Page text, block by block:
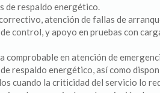
de respaldo energético.
atención de fallas de
control, y apoyo en pruebas con
comprobable en atención de
respaldo energético, así como
cuando la criticidad del servicio lo